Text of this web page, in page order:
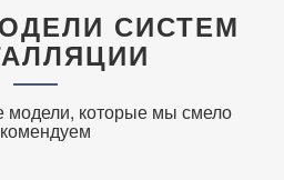
СИСТЕМ
которые мы смело